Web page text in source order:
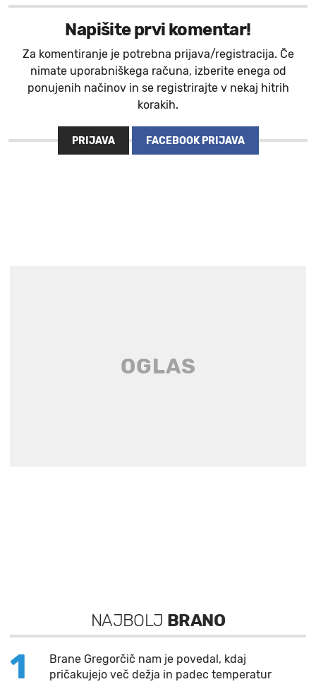
Napišite prvi komentar!
Za komentiranje je potrebna prijava/registracija. Če
nimate uporabniškega računa, izberite enega od
ponujenih načinov in se registrirajte v nekaj hitrih
korakih.
PRIJAVA FACEBOOK PRIJAVA
NAJBOLJ BRANO
1
Brane Gregorčič nam je povedal, kdaj
pričakujejo več dežja in padec temperatur